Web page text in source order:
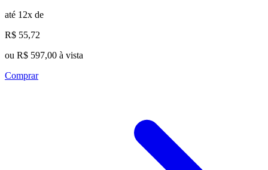
até 12x de
R$ 55,72
ou R$ 597,00 à vista
Comprar